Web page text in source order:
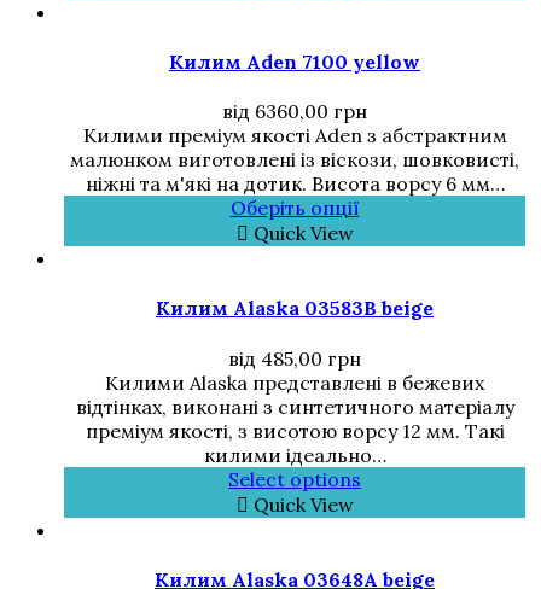
Килим Aden 7100 yellow
від 6360,00 грн
Килими преміум якості Aden з абстрактним
малюнком виготовлені із віскози, шовковисті,
ніжні та м'які на дотик. Висота ворсу 6 мм…
Оберіть опції
Quick View
Килим Alaska 03583B beige
від 485,00 грн
Килими Alaska представлені в бежевих
відтінках, виконані з синтетичного матеріалу
преміум якості, з висотою ворсу 12 мм. Такі
килими ідеально…
Select options
Quick View
Килим Alaska 03648A beige